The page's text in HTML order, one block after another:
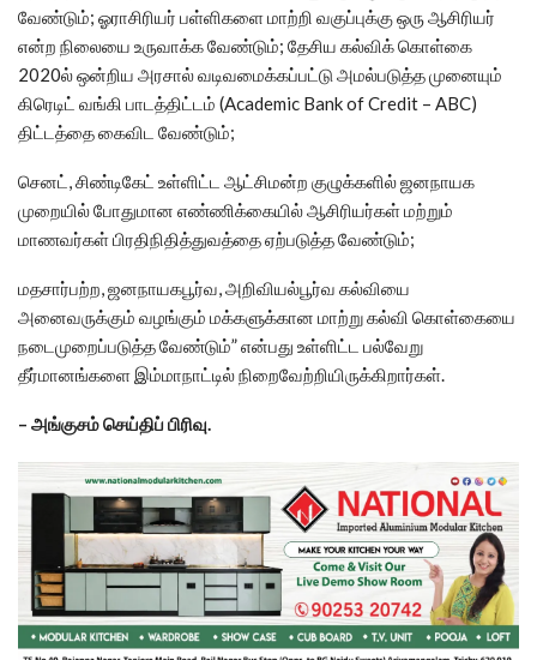
வேண்டும்; ஓராசிரியர் பள்ளிகளை மாற்றி வகுப்புக்கு ஒரு ஆசிரியர்
என்ற நிலையை உருவாக்க வேண்டும்; தேசிய கல்விக் கொள்கை
2020ல் ஒன்றிய அரசால் வடிவமைக்கப்பட்டு அமல்படுத்த முனையும்
கிரெடிட் வங்கி பாடத்திட்டம் (Academic Bank of Credit – ABC)
திட்டத்தை கைவிட வேண்டும்;
செனட், சிண்டிகேட் உள்ளிட்ட ஆட்சிமன்ற குழுக்களில் ஜனநாயக
முறையில் போதுமான எண்ணிக்கையில் ஆசிரியர்கள் மற்றும்
மாணவர்கள் பிரதிநிதித்துவத்தை ஏற்படுத்த வேண்டும்;
மதசார்பற்ற, ஜனநாயகபூர்வ, அறிவியல்பூர்வ கல்வியை
அனைவருக்கும் வழங்கும் மக்களுக்கான மாற்று கல்வி கொள்கையை
நடைமுறைப்படுத்த வேண்டும்” என்பது உள்ளிட்ட பல்வேறு
தீர்மானங்களை இம்மாநாட்டில் நிறைவேற்றியிருக்கிறார்கள்.
– அங்குசம் செய்திப் பிரிவு.